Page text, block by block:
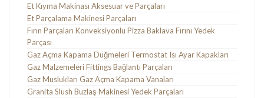
Et Kıyma Makinası Aksesuar ve Parçaları
Et Parçalama Makinesi Parçaları
Fırın Parçaları Konveksiyonlu Pizza Baklava Fırını Yedek
Parçası
Gaz Açma Kapama Düğmeleri Termostat Isı Ayar Kapakları
Gaz Malzemeleri Fittings Bağlantı Parçaları
Gaz Muslukları Gaz Açma Kapama Vanaları
Granita Slush Buzlaş Makinesi Yedek Parçaları